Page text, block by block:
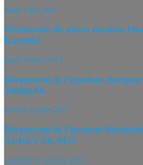
lundi 1 mai 2017
Découverte du micro enceinte
Karaoké
lundi 29 juin 2015
Découverte de l’enceinte
3500mAh
samedi 1 juillet 2017
Découverte de l’enceinte
AUKEY SK-M32
vendredi 11 octobre 2013